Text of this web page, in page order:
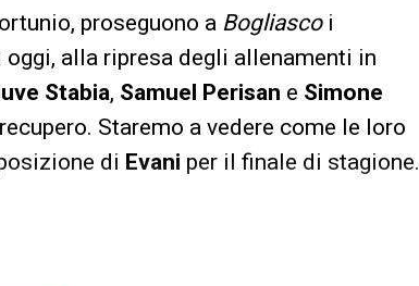
proseguono a Bogliascoi
alla ripresa degli allenamenti in
Stabia, Samuel Perisan e Simone
Staremo a vedere come le loro
di Evani per il finale di stagione.